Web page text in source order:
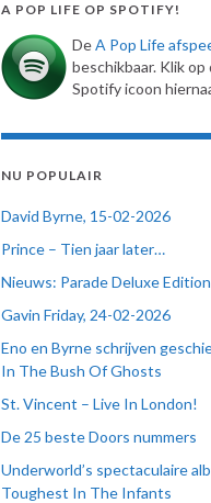
A POP LIFE OP SPOTIFY!
DeA Pop Life
beschikbaar. Klik
Spotify icoon
NU POPULAIR
David Byrne, 15-02-2026
Prince – Tien jaar later…
Nieuws: Parade Deluxe
Gavin Friday, 24-02-2026
Eno en Byrne schrijven
In The Bush Of Ghosts
St. Vincent – Live In London!
De 25 beste Doors nummers
Underworld’s spectaculaire
Toughest In The Infants